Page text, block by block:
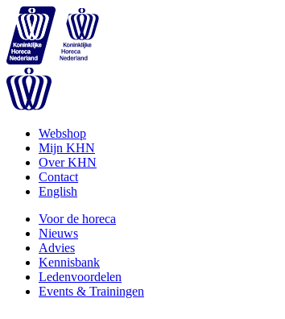
Webshop
Mijn KHN
Over KHN
Contact
English
Voor de horeca
Nieuws
Advies
Kennisbank
Ledenvoordelen
Events & Trainingen